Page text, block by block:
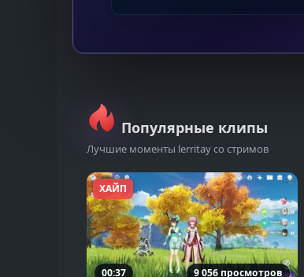
Популярные клипы
Лучшие моменты lerritay со стримов
ХАЙП
00:37 9 056 просмотров